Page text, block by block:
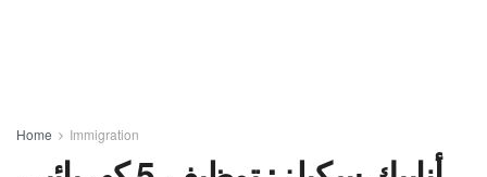
Home Immigration